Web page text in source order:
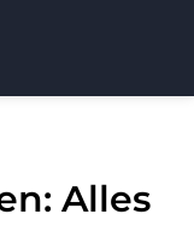
Alles